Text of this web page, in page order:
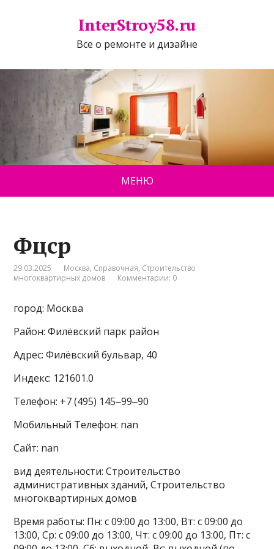
InterStroy58.ru
Все о ремонте и дизайне
МЕНЮ
Фцср
29.03.2025 Москва, Справочная, Строительство
многоквартирных домов
Комментарии: 0
город: Москва
Район: Филёвский парк район
Адрес: Филёвский бульвар, 40
Индекс: 121601.0
Телефон: +7 (495) 145‒99‒90
Мобильный Телефон: nan
Сайт: nan
вид деятельности: Строительство
административных зданий, Строительство
многоквартирных домов
Время работы: Пн: с 09:00 до 13:00, Вт: с 09:00 до
13:00, Ср: с 09:00 до 13:00, Чт: с 09:00 до 13:00, Пт: с